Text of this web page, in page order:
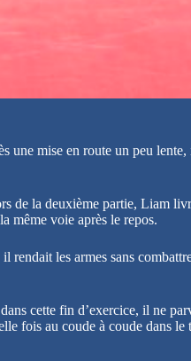
une mise en route un peu
de la deuxième partie, Liam
même voie après le repos.
les armes sans
cette fin d’exercice, il ne
fois au coude à coude dans le